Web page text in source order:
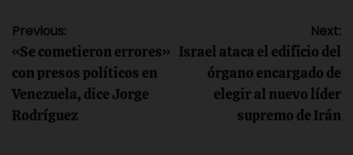
Navegación
de
entradas
Previous:
«Se cometieron errores»
con presos políticos en
Venezuela, dice Jorge
Rodríguez
Next:
Israel ataca el edificio del
órgano encargado de
elegir al nuevo líder
supremo de Irán